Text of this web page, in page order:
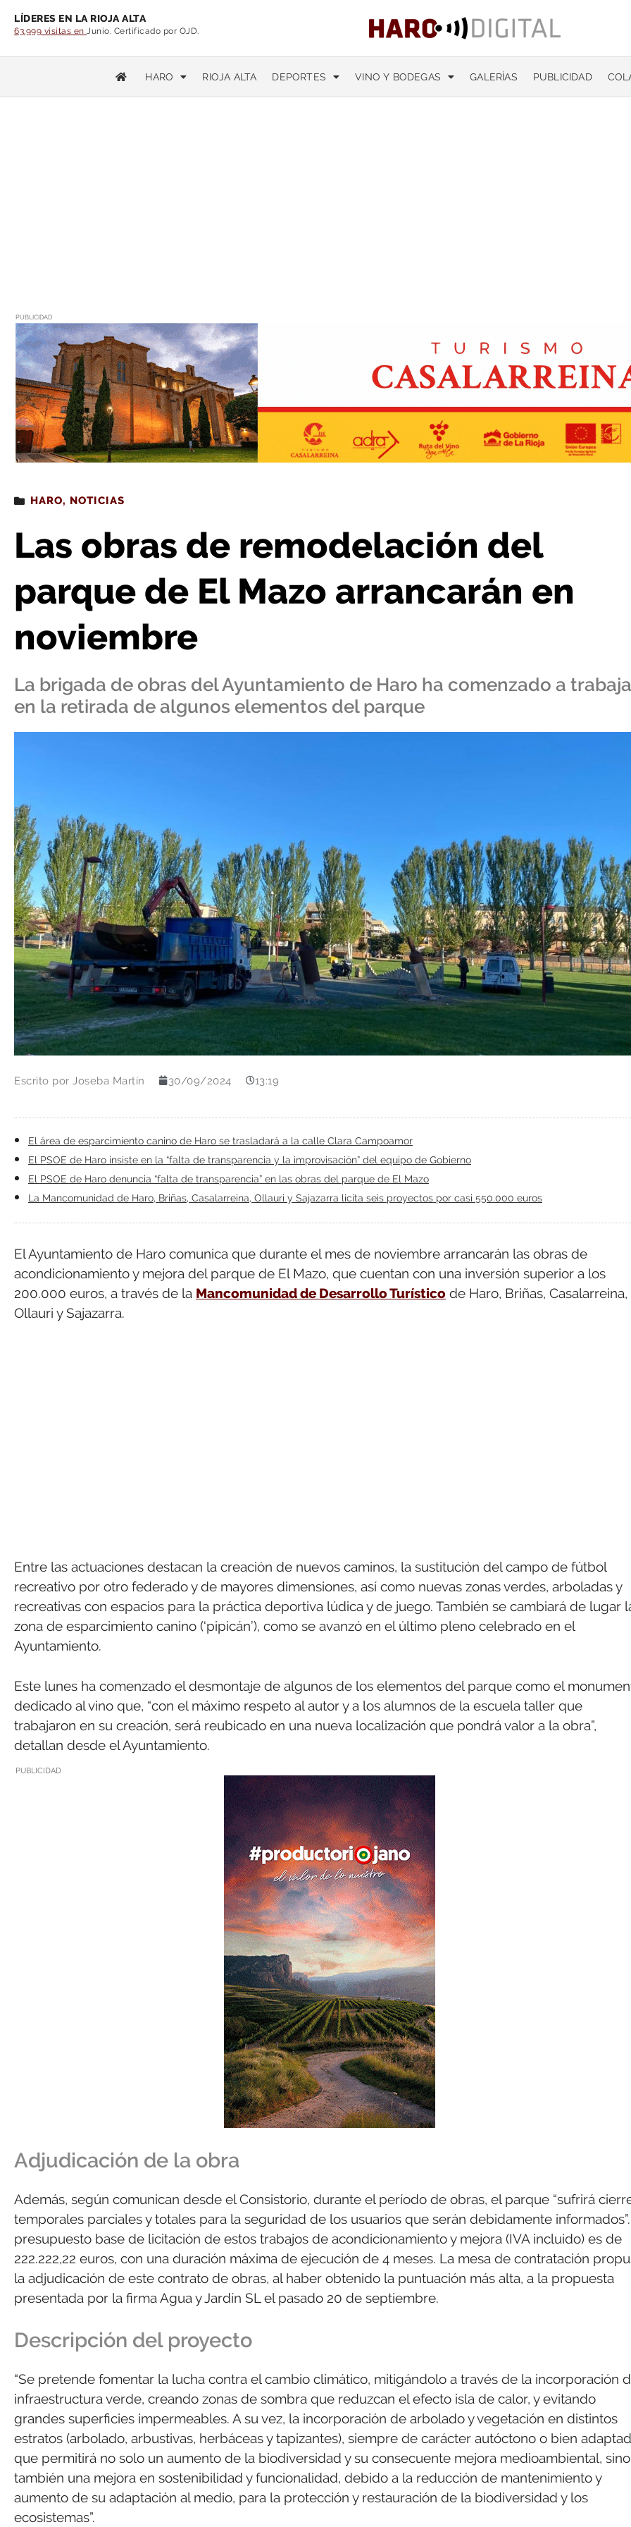
LÍDERES EN LA RIOJA ALTA
63.999 visitas en Junio. Certificado por OJD.
HARO RIOJA ALTA DEPORTES VINO Y BODEGAS GALERÍAS PUBLICIDAD
PUBLICIDAD
Estás leyendo : Las obras de remodelación del parque de El Mazo arrancarán en noviembre
HARO, NOTICIAS
Las obras de remodelación del
parque de El Mazo arrancarán en
noviembre
La brigada de obras del Ayuntamiento de Haro ha comenzado a
en la retirada de algunos elementos del parque
Escrito por Joseba Martín 30/09/2024 13:19
El área de esparcimiento canino de Haro se trasladará a la calle Clara Campoamor
El PSOE de Haro insiste en la “falta de transparencia y la improvisación” del equipo de Gobierno
El PSOE de Haro denuncia “falta de transparencia” en las obras del parque de El Mazo
La Mancomunidad de Haro, Briñas, Casalarreina, Ollauri y Sajazarra licita seis proyectos por casi 550.000 euros
El Ayuntamiento de Haro comunica que durante el mes de noviembre arrancarán las obras de
acondicionamiento y mejora del parque de El Mazo, que cuentan con una inversión superior a los
200.000 euros, a través de la Mancomunidad de Desarrollo Turístico de Haro, Briñas, Casalarreina,
Ollauri y Sajazarra.
Entre las actuaciones destacan la creación de nuevos caminos, la sustitución del campo de fútbol
recreativo por otro federado y de mayores dimensiones, así como nuevas zonas verdes, arboladas y
recreativas con espacios para la práctica deportiva lúdica y de juego. También se cambiará de lugar
zona de esparcimiento canino (‘pipicán’), como se avanzó en el último pleno celebrado en el
Ayuntamiento.
Este lunes ha comenzado el desmontaje de algunos de los elementos del parque como el
dedicado al vino que, “con el máximo respeto al autor y a los alumnos de la escuela taller que
trabajaron en su creación, será reubicado en una nueva localización que pondrá valor a la obra”,
detallan desde el Ayuntamiento.
PUBLICIDAD
Adjudicación de la obra
Además, según comunican desde el Consistorio, durante el período de obras, el parque “sufrirá
temporales parciales y totales para la seguridad de los usuarios que serán debidamente
presupuesto base de licitación de estos trabajos de acondicionamiento y mejora (IVA incluido) es de
222.222,22 euros, con una duración máxima de ejecución de 4 meses. La mesa de contratación
la adjudicación de este contrato de obras, al haber obtenido la puntuación más alta, a la propuesta
presentada por la firma Agua y Jardín SL el pasado 20 de septiembre.
Descripción del proyecto
“Se pretende fomentar la lucha contra el cambio climático, mitigándolo a través de la incorporación
infraestructura verde, creando zonas de sombra que reduzcan el efecto isla de calor, y evitando
grandes superficies impermeables. A su vez, la incorporación de arbolado y vegetación en distintos
estratos (arbolado, arbustivas, herbáceas y tapizantes), siempre de carácter autóctono o bien
que permitirá no solo un aumento de la biodiversidad y su consecuente mejora medioambiental, sino
también una mejora en sostenibilidad y funcionalidad, debido a la reducción de mantenimiento y
aumento de su adaptación al medio, para la protección y restauración de la biodiversidad y los
ecosistemas”.